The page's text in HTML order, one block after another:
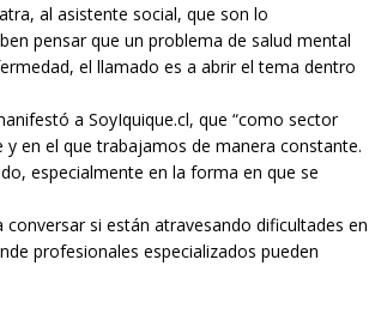
al asistente social, que son lo
pensar que un problema de salud mental
el llamado es a abrir el tema dentro
a SoyIquique.cl, que “como sector
en el que trabajamos de manera constante.
especialmente en la forma en que se
si están atravesando dificultades en
profesionales especializados pueden